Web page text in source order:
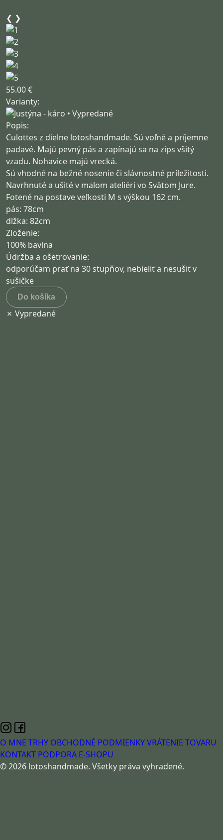
❮ ❯
55.00 €
Varianty:
Popis:
Culottes z dielne lotoshandmade. Sú voľné a príjemne
padavé. Majú pevný pás a zapínajú sa na zips všitý
vzadu. Nohavice majú vrecká.
Sú vhodné na bežné nosenie či slávnostné príležitosti.
Navrhnuté a ušité v malom ateliéri vo Svätom Jure.
Fotené na postave veľkosti M s výškou 162 cm.
pás: 78cm
dlžka: 82cm
Zloženie:
100% bavlna
Údržba a ošetrovanie:
odporúčam prať na 30 stupňov, nebieliť a nesušiť v
sušičke
Do košíka
✗ Vypredané
O MNE TRHY OBCHODNÉ PODMIENKYVRÁTENIE TOVARU
KONTAKT PODPORA E-SHOPU
© 2026 lotoshandmade. Všetky práva vyhradené.